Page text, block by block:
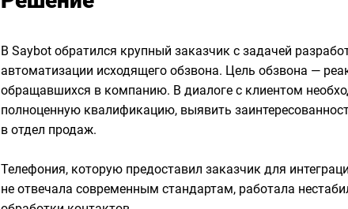
В Saybot обратился крупный заказчик с задачей
автоматизации исходящего обзвона. Цель обзвона —
обращавшихся в компанию. В диалоге с клиентом
полноценную квалификацию, выявить
в отдел продаж.
Телефония, которую предоставил заказчик для
не отвечала современным стандартам, работала